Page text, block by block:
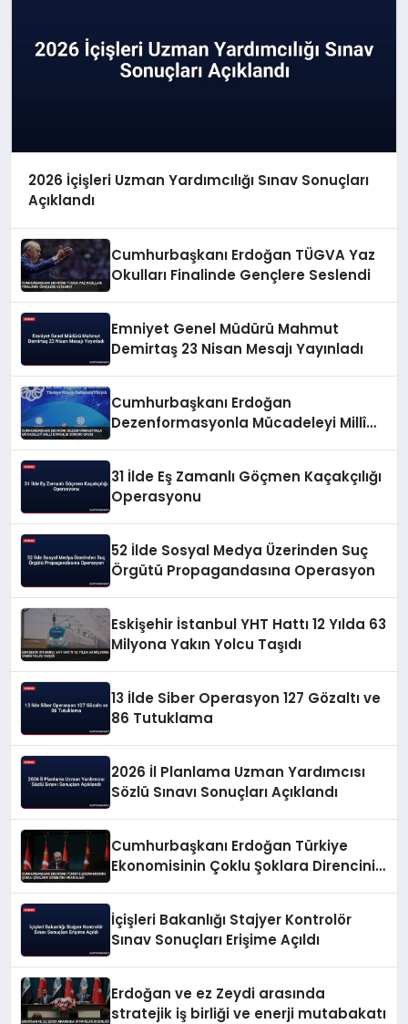
2026 İçişleri Uzman Yardımcılığı Sınav Sonuçları
Açıklandı
Cumhurbaşkanı Erdoğan TÜGVA Yaz
Okulları Finalinde Gençlere Seslendi
Emniyet Genel Müdürü Mahmut
Demirtaş 23 Nisan Mesajı Yayınladı
Cumhurbaşkanı Erdoğan
Dezenformasyonla Mücadeleyi Millî
31 İlde Eş Zamanlı Göçmen Kaçakçılığı
Operasyonu
52 İlde Sosyal Medya Üzerinden Suç
Örgütü Propagandasına Operasyon
Eskişehir İstanbul YHT Hattı 12 Yılda 63
Milyona Yakın Yolcu Taşıdı
13 İlde Siber Operasyon 127 Gözaltı ve
86 Tutuklama
2026 İl Planlama Uzman Yardımcısı
Sözlü Sınavı Sonuçları Açıklandı
Cumhurbaşkanı Erdoğan Türkiye
Ekonomisinin Çoklu Şoklara Direncini
İçişleri Bakanlığı Stajyer Kontrolör
Sınav Sonuçları Erişime Açıldı
Erdoğan ve ez Zeydi arasında
stratejik iş birliği ve enerji mutabakatı